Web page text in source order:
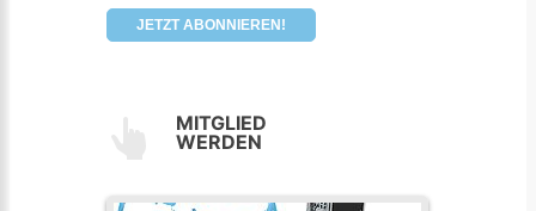
JETZT ABONNIEREN!
MITGLIED
WERDEN